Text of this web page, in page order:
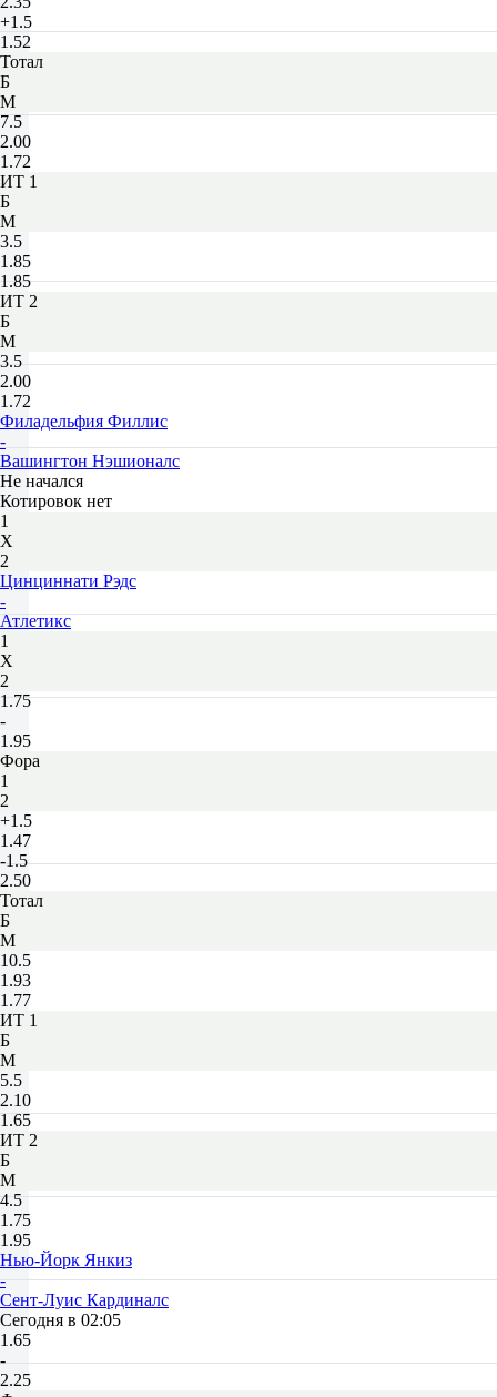
+1.5
1.52
Тотал
Б
М
7.5
2.00
1.72
ИТ 1
Б
М
3.5
1.85
1.85
ИТ 2
Б
М
3.5
2.00
1.72
Филадельфия Филлис
-
Вашингтон Нэшионалс
Не начался
Котировок нет
1
Х
2
Цинциннати Рэдс
-
Атлетикс
1
Х
2
1.75
-
1.95
Фора
1
2
+1.5
1.47
-1.5
2.50
Тотал
Б
М
10.5
1.93
1.77
ИТ 1
Б
М
5.5
2.10
1.65
ИТ 2
Б
М
4.5
1.75
1.95
Нью-Йорк Янкиз
-
Сент-Луис Кардиналс
Сегодня в 02:05
1.65
-
2.25